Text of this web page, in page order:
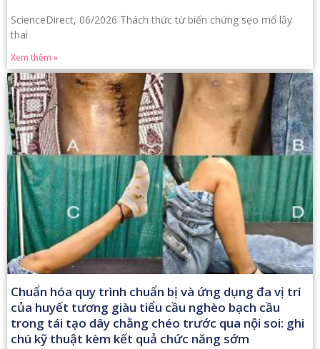
ScienceDirect, 06/2026 Thách thức từ biến chứng sẹo mổ lấy
thai
Xem thêm »
Chuẩn hóa quy trình chuẩn bị và ứng dụng đa vị trí
của huyết tương giàu tiểu cầu nghèo bạch cầu
trong tái tạo dây chằng chéo trước qua nội soi: ghi
chú kỹ thuật kèm kết quả chức năng sớm